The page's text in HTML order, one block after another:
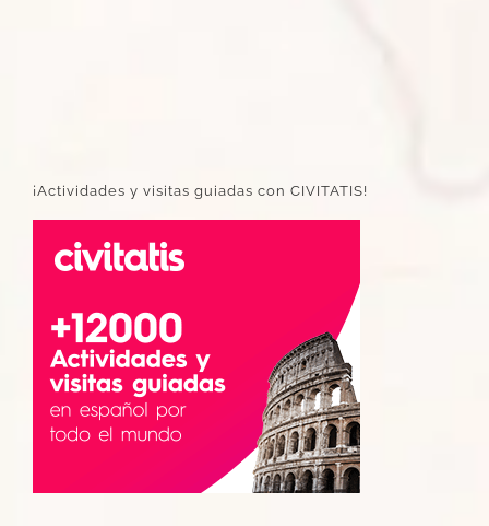
¡Actividades y visitas guiadas con CIVITATIS!